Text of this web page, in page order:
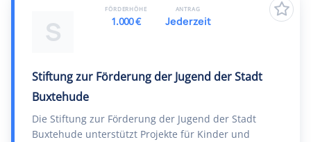
S
Stiftung zur Förderung der Jugend der Stadt
Buxtehude
Die Stiftung zur Förderung der Jugend der Stadt
Buxtehude unterstützt Projekte für Kinder und
FÖRDERHÖHE
1.000 €
ANTRAG
Jederzeit